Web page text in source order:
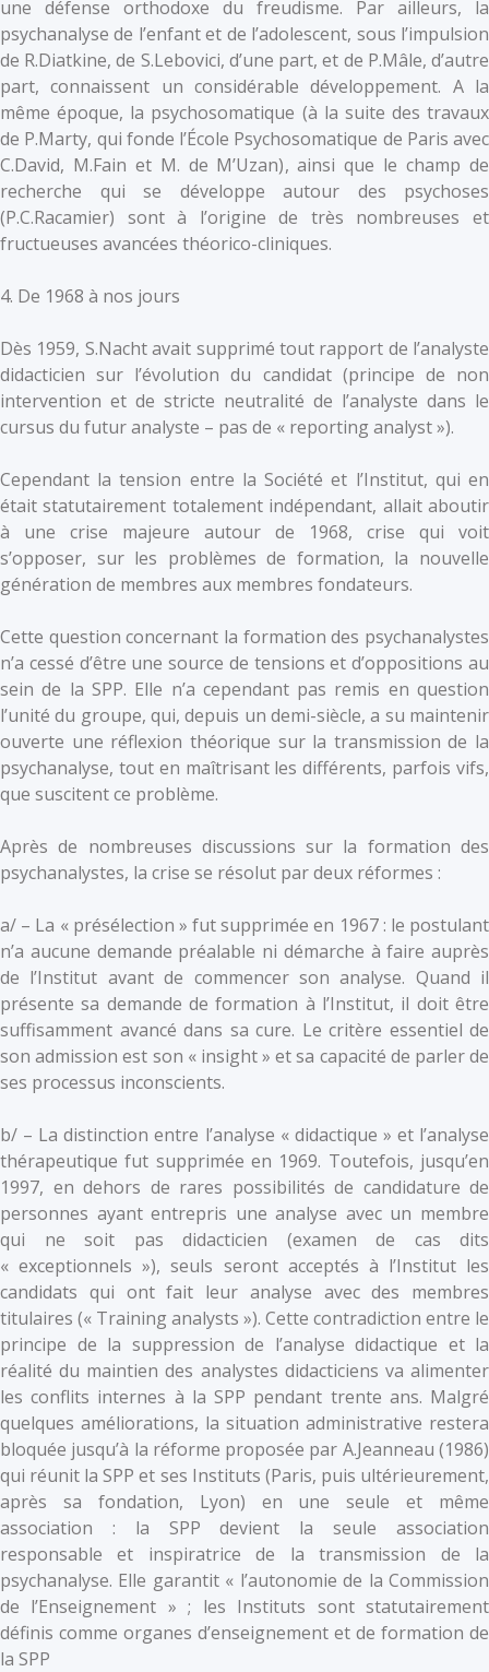
une défense orthodoxe du freudisme. Par ailleurs, la
psychanalyse de l’enfant et de l’adolescent, sous l’impulsion
de R.Diatkine, de S.Lebovici, d’une part, et de P.Mâle, d’autre
part, connaissent un considérable développement. A la
même époque, la psychosomatique (à la suite des travaux
de P.Marty, qui fonde l’École Psychosomatique de Paris avec
C.David, M.Fain et M. de M’Uzan), ainsi que le champ de
recherche qui se développe autour des psychoses
(P.C.Racamier) sont à l’origine de très nombreuses et
fructueuses avancées théorico-cliniques.
4. De 1968 à nos jours
Dès 1959, S.Nacht avait supprimé tout rapport de l’analyste
didacticien sur l’évolution du candidat (principe de non
intervention et de stricte neutralité de l’analyste dans le
cursus du futur analyste – pas de « reporting analyst »).
Cependant la tension entre la Société et l’Institut, qui en
était statutairement totalement indépendant, allait aboutir
à une crise majeure autour de 1968, crise qui voit
s’opposer, sur les problèmes de formation, la nouvelle
génération de membres aux membres fondateurs.
Cette question concernant la formation des psychanalystes
n’a cessé d’être une source de tensions et d’oppositions au
sein de la SPP. Elle n’a cependant pas remis en question
l’unité du groupe, qui, depuis un demi-siècle, a su maintenir
ouverte une réflexion théorique sur la transmission de la
psychanalyse, tout en maîtrisant les différents, parfois vifs,
que suscitent ce problème.
Après de nombreuses discussions sur la formation des
psychanalystes, la crise se résolut par deux réformes :
a/ – La « présélection » fut supprimée en 1967 : le postulant
n’a aucune demande préalable ni démarche à faire auprès
de l’Institut avant de commencer son analyse. Quand il
présente sa demande de formation à l’Institut, il doit être
suffisamment avancé dans sa cure. Le critère essentiel de
son admission est son « insight » et sa capacité de parler de
ses processus inconscients.
b/ – La distinction entre l’analyse « didactique » et l’analyse
thérapeutique fut supprimée en 1969. Toutefois, jusqu’en
1997, en dehors de rares possibilités de candidature de
personnes ayant entrepris une analyse avec un membre
qui ne soit pas didacticien (examen de cas dits
« exceptionnels »), seuls seront acceptés à l’Institut les
candidats qui ont fait leur analyse avec des membres
titulaires (« Training analysts »). Cette contradiction entre le
principe de la suppression de l’analyse didactique et la
réalité du maintien des analystes didacticiens va alimenter
les conflits internes à la SPP pendant trente ans. Malgré
quelques améliorations, la situation administrative restera
bloquée jusqu’à la réforme proposée par A.Jeanneau (1986)
qui réunit la SPP et ses Instituts (Paris, puis ultérieurement,
après sa fondation, Lyon) en une seule et même
association : la SPP devient la seule association
responsable et inspiratrice de la transmission de la
psychanalyse. Elle garantit « l’autonomie de la Commission
de l’Enseignement » ; les Instituts sont statutairement
définis comme organes d’enseignement et de formation de
la SPP